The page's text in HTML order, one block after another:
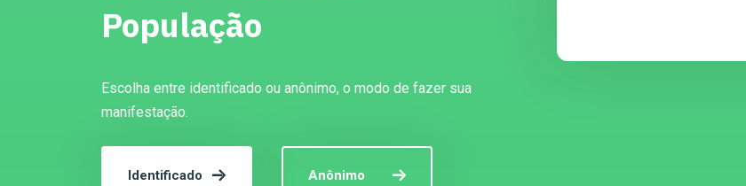
População
Escolha entre identificado ou anônimo, o modo de fazer sua
manifestação.
Identificado Anônimo